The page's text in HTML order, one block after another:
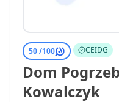
50 /100 CEIDG
Dom
Kowalczyk